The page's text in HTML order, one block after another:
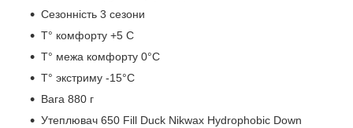
Сезонність 3 сезони
Т° комфорту +5 C
Т° межа комфорту 0°C
Т° экстриму -15°C
Вага 880 г
Утеплювач 650 Fill Duck Nikwax Hydrophobic Down